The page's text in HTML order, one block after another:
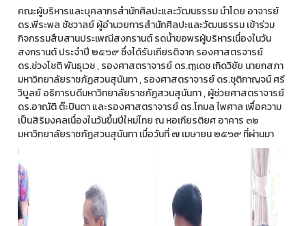
คณะผู้บริหารและบุคลากรสำนักศิลปะและวัฒนธรรม นำโดย อาจารย์
ดร.พีระพล ชัชวาลย์ ผู้อำนวยการสำนักศิลปะและวัฒนธรรม เข้าร่วม
กิจกรรมสืบสานประเพณีสงกรานต์ รดน้ำขอพรผู้บริหารเนื่องในวัน
สงกรานต์ ประจำปี ๒๕๖๙ ซึ่งได้รับเกียรติจาก รองศาสตรจารย์
ดร.ช่วงโชติ พันธุเวช , รองศาสตราจารย์ ดร.ฤๅเดช เกิดวิชัย นายกสภา
มหาวิทยาลัยราชภัฏสวนสุนันทา , รองศาสตราจารย์ ดร.ชุติกาญจน์ ศรี
วิบูลย์ อธิการบดีมหาวิทยาลัยราชภัฏสวนสุนันทา , ผู้ช่วยศาสตราจารย์
ดร.อาณัติ ต๊ะปินตา และรองศาสตราจารย์ ดร.โกมล ไพศาล เพื่อความ
เป็นสิริมงคลเนื่องในวันขึ้นปีใหม่ไทย ณ หอเกียรติยศ อาคาร ๓๒
มหาวิทยาลัยราชภัฏสวนสุนันทา เมื่อวันที่ ๗ เมษายน ๒๕๖๙ ที่ผ่านมา